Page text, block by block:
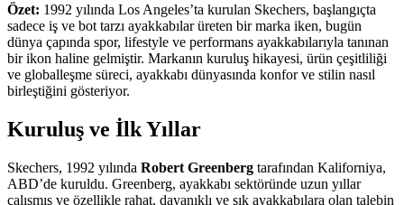
Özet: 1992 yılında Los Angeles’ta kurulan Skechers, başlangıçta
sadece iş ve bot tarzı ayakkabılar üreten bir marka iken, bugün
dünya çapında spor, lifestyle ve performans ayakkabılarıyla tanınan
bir ikon haline gelmiştir. Markanın kuruluş hikayesi, ürün çeşitliliği
ve globalleşme süreci, ayakkabı dünyasında konfor ve stilin nasıl
birleştiğini gösteriyor.
Kuruluş ve İlk Yıllar
Skechers, 1992 yılında Robert Greenberg tarafından Kaliforniya,
ABD’de kuruldu. Greenberg, ayakkabı sektöründe uzun yıllar
çalışmış ve özellikle rahat, dayanıklı ve şık ayakkabılara olan talebin